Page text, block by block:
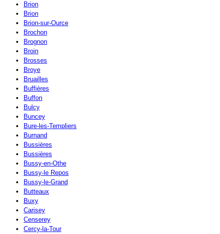
Brion
Brion
Brion-sur-Ource
Brochon
Brognon
Broin
Brosses
Broye
Bruailles
Buffières
Buffon
Bulcy
Buncey
Bure-les-Templiers
Burnand
Bussières
Bussières
Bussy-en-Othe
Bussy-le Repos
Bussy-le-Grand
Butteaux
Buxy
Carisey
Censerey
Cercy-la-Tour